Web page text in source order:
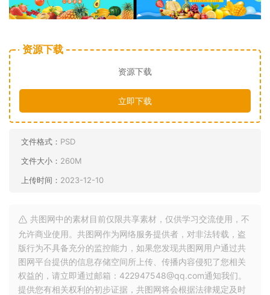
资源下载
资源下载
立即下载
文件格式： PSD
文件大小： 260M
上传时间： 2023-12-10
共图网中的素材目前仅限共享素材，仅供学习交流使用，不
允许商业使用。共图网作为网络服务提供者，对非法转载，盗
版行为不具备充分的监控能力，如果您发现共图网用户通过共
图网平台提供的信息存储空间所上传、传播内容侵犯了您相关
权益的，请立即通过邮箱：422947548@qq.com通知我们。
提供您有相关权利的初步证据，共图网将会根据法律规定及时